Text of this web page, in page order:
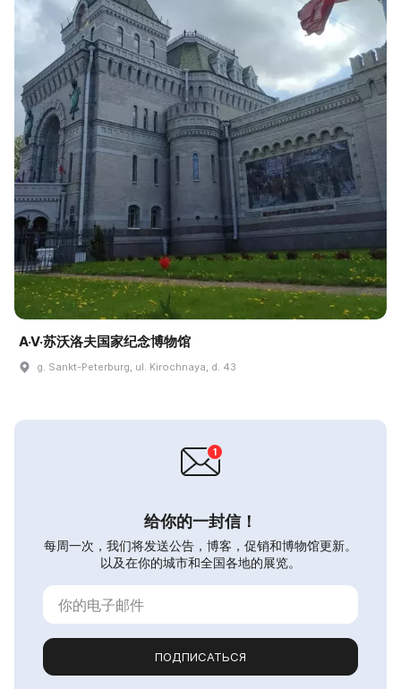
A·V·苏沃洛夫国家纪念博物馆
g. Sankt-Peterburg, ul. Kirochnaya, d. 43
给你的一封信！
每周一次，我们将发送公告，博客，促销和博物馆更新。
以及在你的城市和全国各地的展览。
ПОДПИСАТЬСЯ